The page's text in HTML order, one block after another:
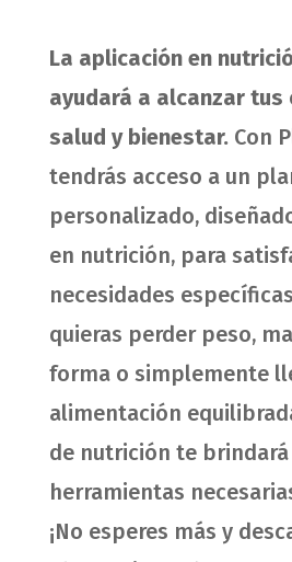
La aplicación en
ayudará a alcanzar tus
salud y bienestar.Con
tendrás acceso a un
personalizado,
en nutrición, para
necesidades
quieras perder peso,
forma o simplemente
alimentación
de nutrición te brindará
herramientas
¡No esperes más y